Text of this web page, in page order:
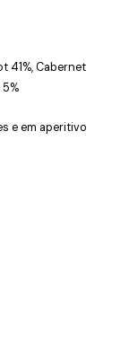
41%, Cabernet
e em aperitivo